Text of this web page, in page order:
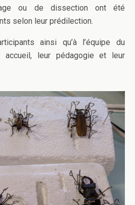
ou de dissection ont été
selon leur prédilection.
ainsi qu’à l’équipe du
accueil, leur pédagogie et leur